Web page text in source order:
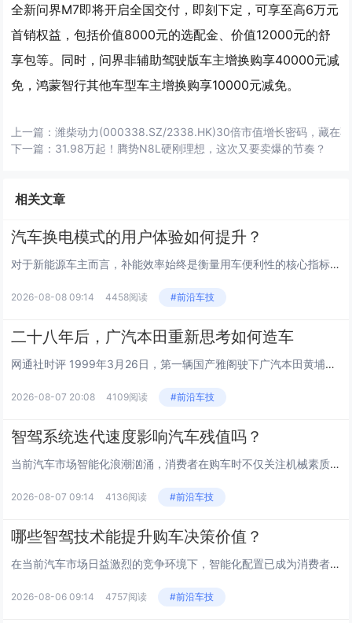
全新问界M7即将开启全国交付，即刻下定，可享至高6万元
首销权益，包括价值8000元的选配金、价值12000元的舒
享包等。同时，问界非辅助驾驶版车主增换购享40000元减
免，鸿蒙智行其他车型车主增换购享10000元减免。
上一篇：潍柴动力(000338.SZ/2338.HK)30倍市值增长密码，藏在
下一篇： 31.98万起！腾势N8L硬刚理想，这次又要卖爆的节奏？
相关文章
汽车换电模式的用户体验如何提升？
对于新能源车主而言，补能效率始终是衡量用车便利性的核心指标。换电技术作为一种高效的解决方案，其实际感受往往取决于站点布局...
2026-08-08 09:14 4458阅读 #前沿车技
二十八年后，广汽本田重新思考如何造车
网通社时评 1999年3月26日，第一辆国产雅阁驶下广汽本田黄埔工厂生产线。就在同一天，广汽本田第一家“四位一体”特约销...
2026-08-07 20:08 4109阅读 #前沿车技
智驾系统迭代速度影响汽车残值吗？
当前汽车市场智能化浪潮汹涌，消费者在购车时不仅关注机械素质，更看重电子架构的先进性。智能驾驶技术的更新频率已成为影响二手...
2026-08-07 09:14 4136阅读 #前沿车技
哪些智驾技术能提升购车决策价值？
在当前汽车市场日益激烈的竞争环境下，智能化配置已成为消费者评估车辆性价比的核心维度之一。许多潜在车主在挑选座驾时，不再仅...
2026-08-06 09:14 4757阅读 #前沿车技